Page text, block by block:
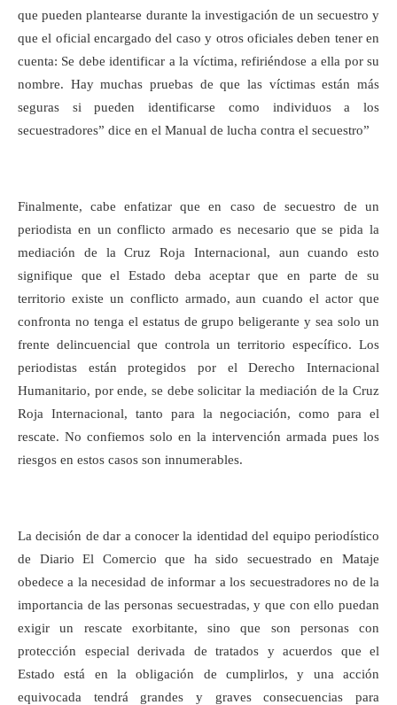
que pueden plantearse durante la investigación de un secuestro y
que el oficial encargado del caso y otros oficiales deben tener en
cuenta: Se debe identificar a la víctima, refiriéndose a ella por su
nombre. Hay muchas pruebas de que las víctimas están más
seguras si pueden identificarse como individuos a los
secuestradores” dice en el Manual de lucha contra el secuestro”
Finalmente, cabe enfatizar que en caso de secuestro de un
periodista en un conflicto armado es necesario que se pida la
mediación de la Cruz Roja Internacional, aun cuando esto
signifique que el Estado deba aceptar que en parte de su
territorio existe un conflicto armado, aun cuando el actor que
confronta no tenga el estatus de grupo beligerante y sea solo un
frente delincuencial que controla un territorio específico. Los
periodistas están protegidos por el Derecho Internacional
Humanitario, por ende, se debe solicitar la mediación de la Cruz
Roja Internacional, tanto para la negociación, como para el
rescate. No confiemos solo en la intervención armada pues los
riesgos en estos casos son innumerables.
La decisión de dar a conocer la identidad del equipo periodístico
de Diario El Comercio que ha sido secuestrado en Mataje
obedece a la necesidad de informar a los secuestradores no de la
importancia de las personas secuestradas, y que con ello puedan
exigir un rescate exorbitante, sino que son personas con
protección especial derivada de tratados y acuerdos que el
Estado está en la obligación de cumplirlos, y una acción
equivocada tendrá grandes y graves consecuencias para